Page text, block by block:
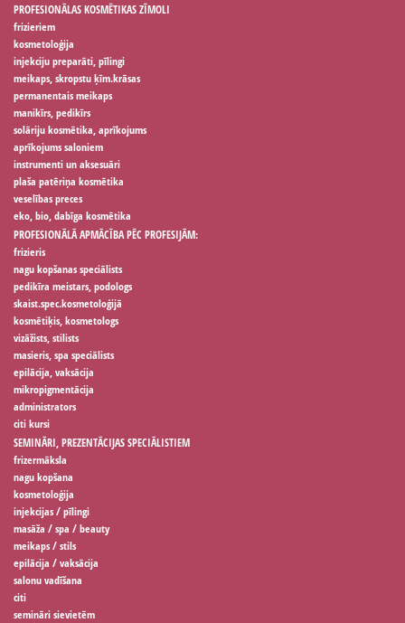
PROFESIONĀLAS KOSMĒTIKAS ZĪMOLI
frizieriem
kosmetoloģija
injekciju preparāti, pīlingi
meikaps, skropstu ķīm.krāsas
permanentais meikaps
manikīrs, pedikīrs
solāriju kosmētika, aprīkojums
aprīkojums saloniem
instrumenti un aksesuāri
plaša patēriņa kosmētika
veselības preces
eko, bio, dabīga kosmētika
PROFESIONĀLĀ APMĀCĪBA PĒC PROFESIJĀM:
frizieris
nagu kopšanas speciālists
pedikīra meistars, podologs
skaist.spec.kosmetoloģijā
kosmētiķis, kosmetologs
vizāžists, stilists
masieris, spa speciālists
epilācija, vaksācija
mikropigmentācija
administrators
citi kursi
SEMINĀRI, PREZENTĀCIJAS SPECIĀLISTIEM
frizermāksla
nagu kopšana
kosmetoloģija
injekcijas / pīlingi
masāža / spa / beauty
meikaps / stils
epilācija / vaksācija
salonu vadīšana
citi
semināri sievietēm